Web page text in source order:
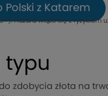
Polski z Katarem
Hazard wiąże się z ryzykiem
typu
zdobycia złota na